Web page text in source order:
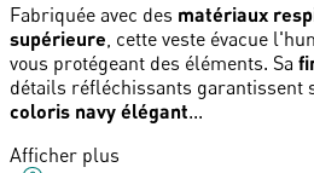
Fabriquée avec des matériaux
supérieure, cette veste évacue
vous protégeant des éléments. Sa
détails réfléchissants garantissent
coloris navy élégant...
Afficher plus